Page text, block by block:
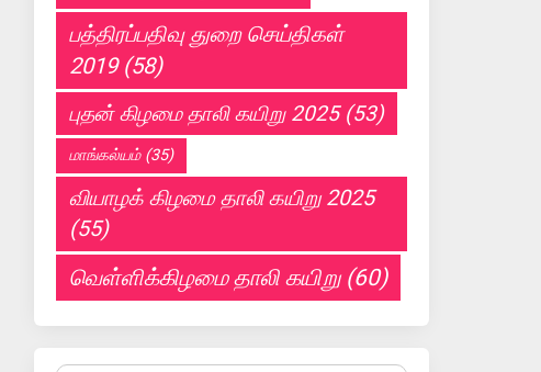
பத்திரப்பதிவு துறை செய்திகள்
2019(58)
புதன் கிழமை தாலி கயிறு 2025(53)
மாங்கல்யம்(35)
வியாழக் கிழமை தாலி கயிறு 2025
(55)
வெள்ளிக்கிழமை தாலி கயிறு(60)